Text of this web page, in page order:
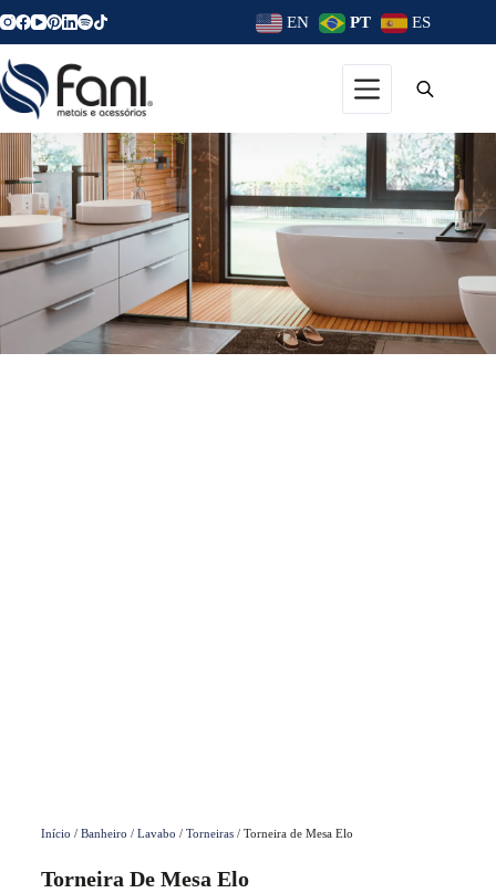
EN PT ES
Início / Banheiro / Lavabo / Torneiras/ Torneira de Mesa Elo
Torneira De Mesa Elo